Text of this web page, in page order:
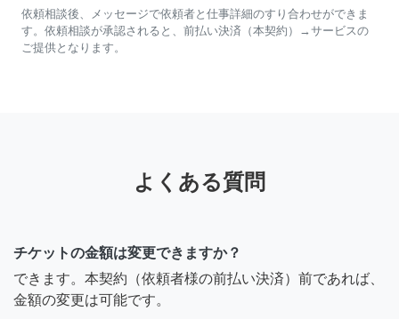
依頼相談後、メッセージで依頼者と仕事詳細のすり合わせができま
す。依頼相談が承認されると、前払い決済（本契約）→サービスの
ご提供となります。
よくある質問
チケットの金額は変更できますか？
できます。本契約（依頼者様の前払い決済）前であれば、
金額の変更は可能です。